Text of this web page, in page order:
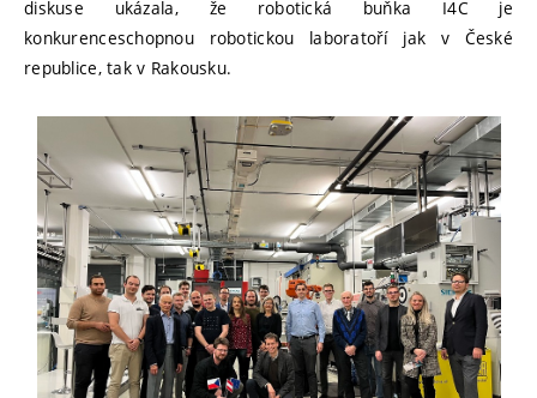
diskuse ukázala, že robotická buňka I4C je
konkurenceschopnou robotickou laboratoří jak v České
republice, tak v Rakousku.